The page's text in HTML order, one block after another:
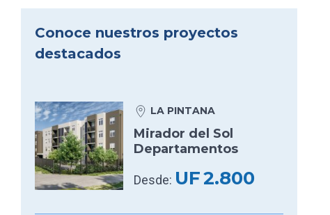
Conoce nuestros proyectos
destacados
LA PINTANA
Mirador del Sol
Departamentos
Desde: UF2.800